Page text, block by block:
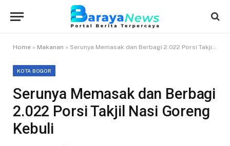
Home » Makanan » Serunya Memasak dan Berbagi 2.022 Porsi Takjil Nasi Goreng Kebuli
KOTA BOGOR
Serunya Memasak dan Berbagi
2.022 Porsi Takjil Nasi Goreng
Kebuli